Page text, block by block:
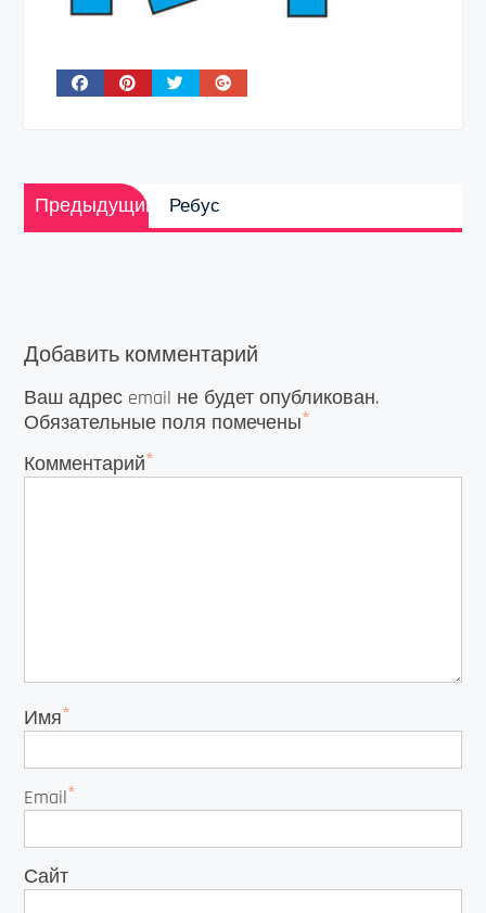
Навигация
по
записям
Предыдущий
Предыдущая
запись:
Ребус
Добавить комментарий
Ваш адрес email не будет опубликован.
Обязательные поля помечены*
Комментарий*
Имя*
Email*
Сайт